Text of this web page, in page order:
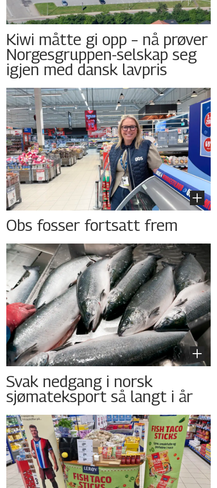
Kiwi måtte gi opp – nå prøver
Norgesgruppen-selskap seg
igjen med dansk lavpris
Obs fosser fortsatt frem
Svak nedgang i norsk
sjømateksport så langt i år